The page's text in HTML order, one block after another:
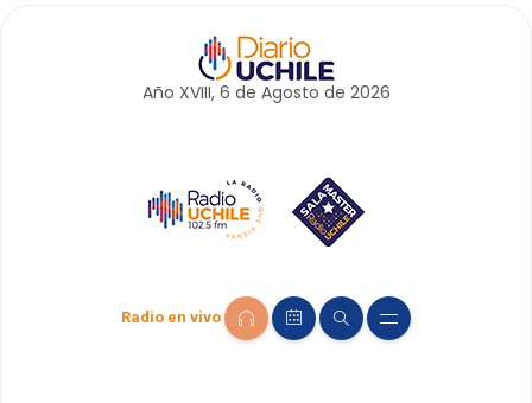
Año XVIII, 6 de Agosto de 2026
Radio en vivo